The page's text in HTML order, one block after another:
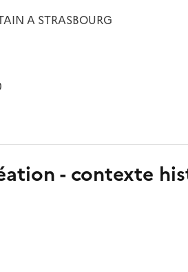
A STRASBOURG
- contexte